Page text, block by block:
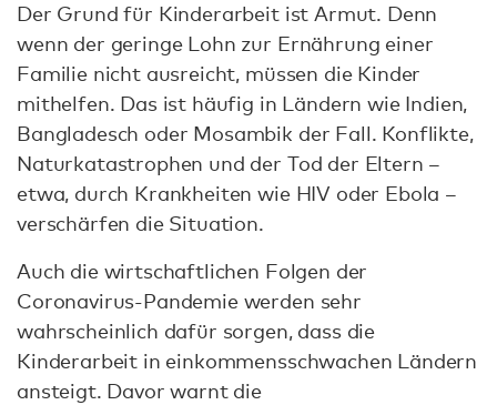
Der Grund für Kinderarbeit ist Armut. Denn
wenn der geringe Lohn zur Ernährung einer
Familie nicht ausreicht, müssen die Kinder
mithelfen. Das ist häufig in Ländern wie Indien,
Bangladesch oder Mosambik der Fall. Konflikte,
Naturkatastrophen und der Tod der Eltern –
etwa, durch Krankheiten wie HIV oder Ebola –
verschärfen die Situation.
Auch die wirtschaftlichen Folgen der
Coronavirus-Pandemie werden sehr
wahrscheinlich dafür sorgen, dass die
Kinderarbeit in einkommensschwachen Ländern
ansteigt. Davor warnt die